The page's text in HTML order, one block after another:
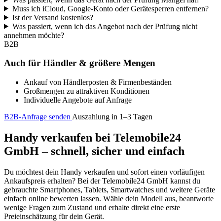
Muss ich iCloud, Google-Konto oder Gerätesperren entfernen?
Ist der Versand kostenlos?
Was passiert, wenn ich das Angebot nach der Prüfung nicht
annehmen möchte?
B2B
Auch für Händler & größere Mengen
Ankauf von Händlerposten & Firmenbeständen
Großmengen zu attraktiven Konditionen
Individuelle Angebote auf Anfrage
B2B-Anfrage senden Auszahlung in 1–3 Tagen
Handy verkaufen bei Telemobile24
GmbH – schnell, sicher und einfach
Du möchtest dein Handy verkaufen und sofort einen vorläufigen
Ankaufspreis erhalten? Bei der Telemobile24 GmbH kannst du
gebrauchte Smartphones, Tablets, Smartwatches und weitere Geräte
einfach online bewerten lassen. Wähle dein Modell aus, beantworte
wenige Fragen zum Zustand und erhalte direkt eine erste
Preieinschätzung für dein Gerät.